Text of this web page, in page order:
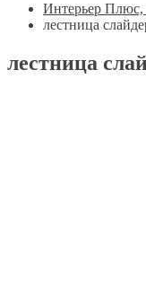
Интерьер
лестница
лестница